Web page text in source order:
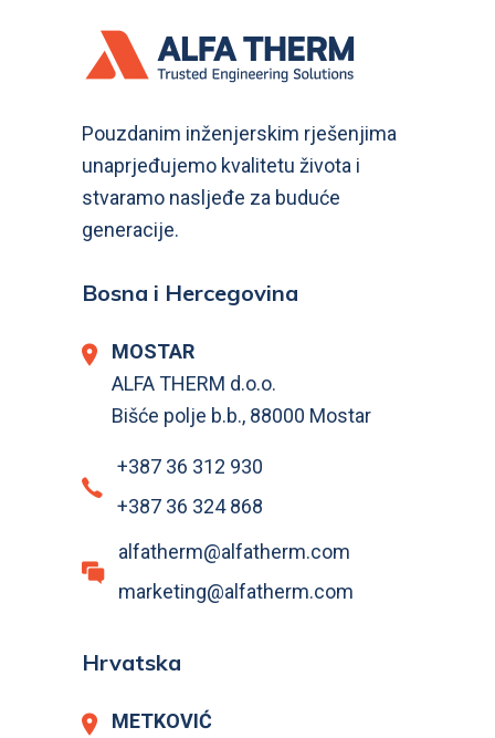
Pouzdanim inženjerskim rješenjima
unaprjeđujemo kvalitetu života i
stvaramo nasljeđe za buduće
generacije.
Bosna i Hercegovina
MOSTAR
ALFA THERM d.o.o.
Bišće polje b.b., 88000 Mostar
+387 36 312 930
+387 36 324 868
alfatherm@alfatherm.com
marketing@alfatherm.com
Hrvatska
METKOVIĆ